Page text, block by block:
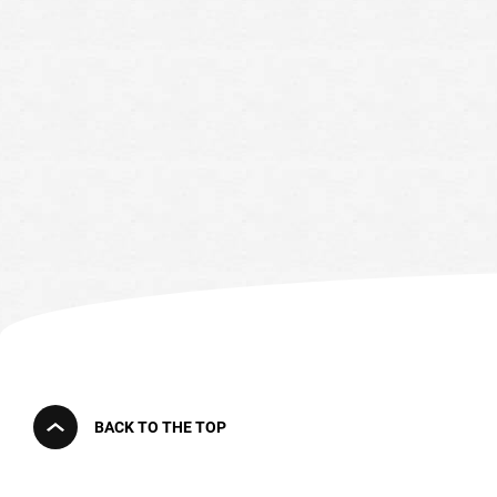
BACK TO THE TOP